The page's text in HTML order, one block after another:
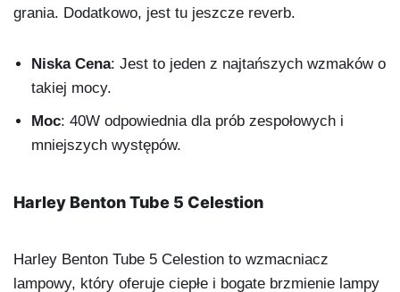
grania. Dodatkowo, jest tu jeszcze reverb.
Niska Cena: Jest to jeden z najtańszych wzmaków o
takiej mocy.
Moc: 40W odpowiednia dla prób zespołowych i
mniejszych występów.
Harley Benton Tube 5 Celestion
Harley Benton Tube 5 Celestion to wzmacniacz
lampowy, który oferuje ciepłe i bogate brzmienie lampy